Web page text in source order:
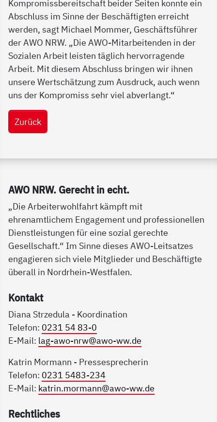
Kompromissbereitschaft beider Seiten konnte ein
Abschluss im Sinne der Beschäftigten erreicht
werden, sagt Michael Mommer, Geschäftsführer
der AWO NRW. „Die AWO-Mitarbeitenden in der
Sozialen Arbeit leisten täglich hervorragende
Arbeit. Mit diesem Abschluss bringen wir ihnen
unsere Wertschätzung zum Ausdruck, auch wenn
uns der Kompromiss sehr viel abverlangt.“
Zurück
Service Informationen
AWO NRW. Ge­recht in echt.
„Die Arbeiterwohlfahrt kämpft mit
ehrenamtlichem Engagement und professionellen
Dienstleistungen für eine sozial gerechte
Gesellschaft.“ Im Sinne dieses AWO-Leitsatzes
engagieren sich viele Mitglieder und Beschäftigte
überall in Nordrhein-Westfalen.
Kon­takt
Diana Strzedula - Koordination
Telefon: 0231 54 83-0
E-Mail: lag-awo-nrw@awo-ww.de
Katrin Mormann - Pressesprecherin
Telefon: 0231 5483-234
E-Mail: katrin.mormann@awo-ww.de
Recht­li­ches